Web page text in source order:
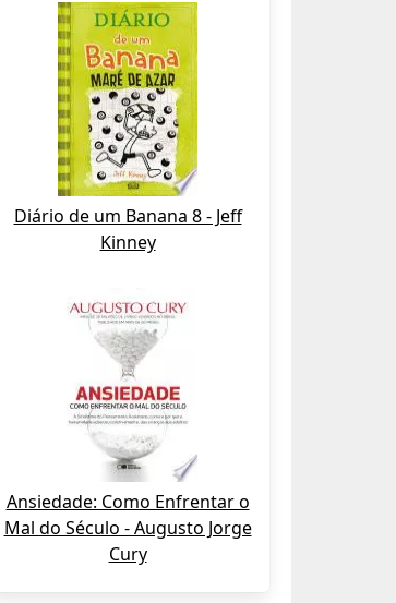
Diário de um Banana 8 - Jeff
Kinney
Ansiedade: Como Enfrentar o
Mal do Século - Augusto Jorge
Cury